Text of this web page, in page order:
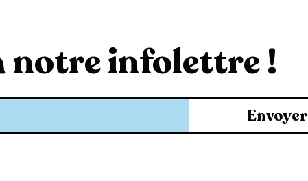
notre infolettre !
Envoyer